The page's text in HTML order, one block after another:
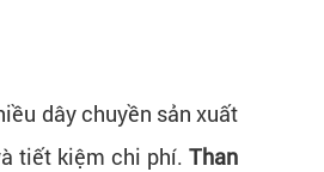
dây chuyền sản xuất
tiết kiệm chi phí. Than